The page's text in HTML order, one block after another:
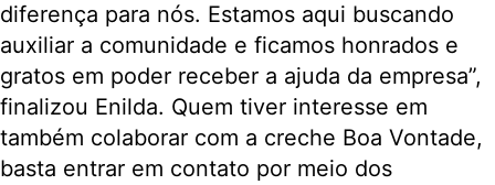
diferença para nós. Estamos aqui buscando
auxiliar a comunidade e ficamos honrados e
gratos em poder receber a ajuda da empresa”,
finalizou Enilda. Quem tiver interesse em
também colaborar com a creche Boa Vontade,
basta entrar em contato por meio dos